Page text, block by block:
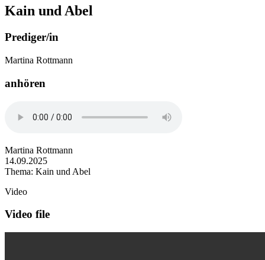
Kain und Abel
Prediger/in
Martina Rottmann
anhören
Martina Rottmann
14.09.2025
Thema: Kain und Abel
Video
Video file